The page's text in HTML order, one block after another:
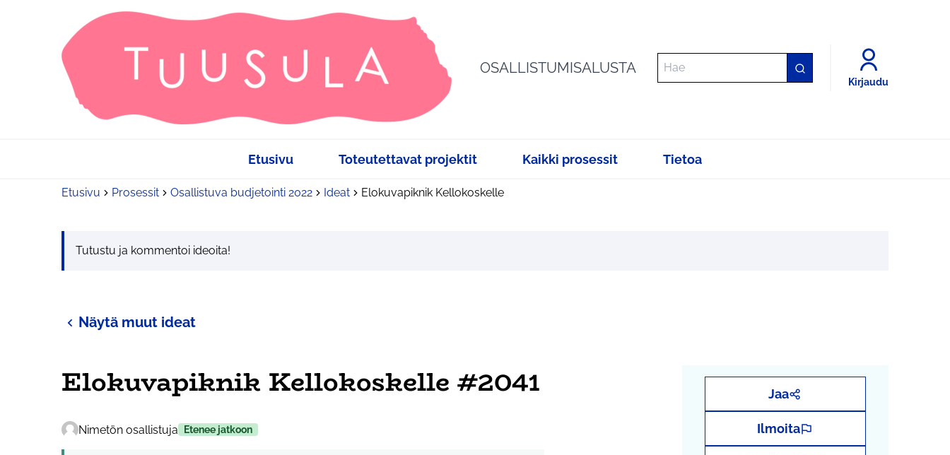
OSALLISTUMISALUSTA
Kirjaudu
Etusivu Toteutettavat projektit Kaikki prosessit Tietoa
Etusivu Prosessit Osallistuva budjetointi 2022 Ideat Elokuvapiknik Kellokoskelle
Tutustu ja kommentoi ideoita!
Näytä muut ideat
Elokuvapiknik Kellokoskelle #2041
Nimetön osallistuja Etenee jatkoon
Jaa
Ilmoita